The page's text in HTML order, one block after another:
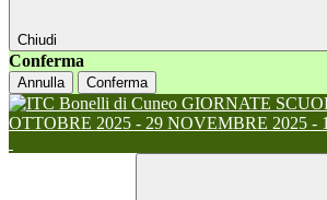
Chiudi
Conferma
Annulla Conferma
GIORNATE
OTTOBRE 2025 - 29 NOVEMBRE 2025 -